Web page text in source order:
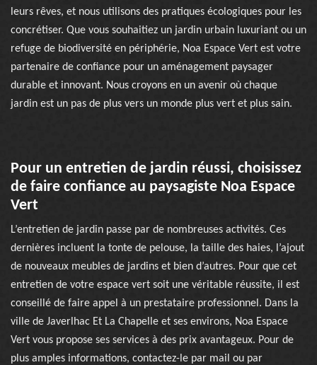
leurs rêves, et nous utilisons des pratiques écologiques pour les
concrétiser. Que vous souhaitiez un jardin urbain luxuriant ou un
refuge de biodiversité en périphérie, Noa Espace Vert est votre
partenaire de confiance pour un aménagement paysager
durable et innovant. Nous croyons en un avenir où chaque
jardin est un pas de plus vers un monde plus vert et plus sain.
Pour un entretien de jardin réussi, choisissez
de faire confiance au paysagiste Noa Espace
Vert
L’entretien de jardin passe par de nombreuses activités. Ces
dernières incluent la tonte de pelouse, la taille des haies, l’ajout
de nouveaux meubles de jardins et bien d’autres. Pour que cet
entretien de votre espace vert soit une véritable réussite, il est
conseillé de faire appel à un prestataire professionnel. Dans la
ville de Javerlhac Et La Chapelle et ses environs, Noa Espace
Vert vous propose ses services à des prix avantageux. Pour de
plus amples informations, contactez-le par mail ou par